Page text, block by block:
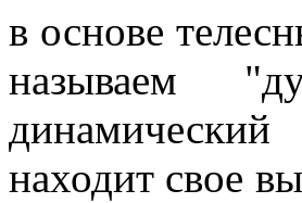
в основе
называем
находит свое